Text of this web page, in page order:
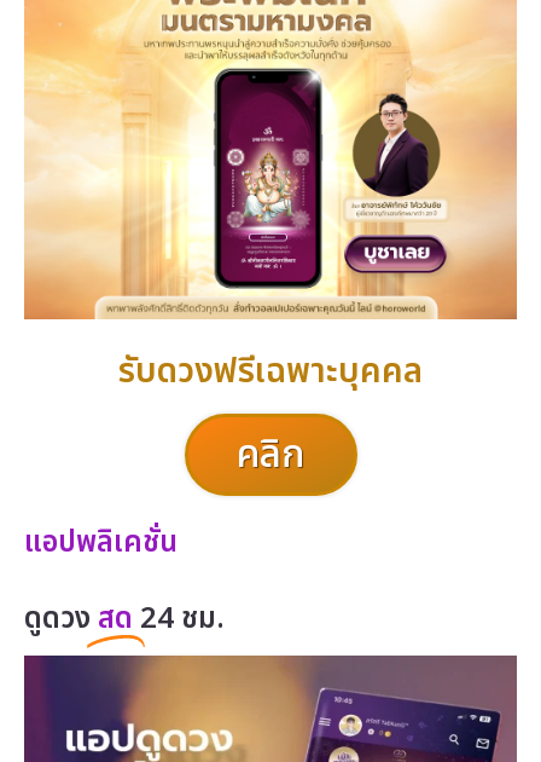
รับดวงฟรีเฉพาะบุคคล
คลิก
แอปพลิเคชั่น
ดูดวง สด 24 ชม.